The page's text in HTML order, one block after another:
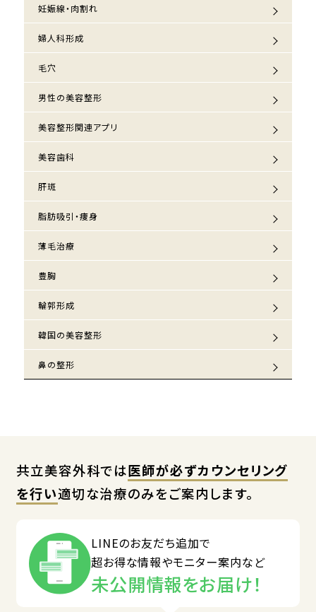
妊娠線・肉割れ
婦人科形成
毛穴
男性の美容整形
美容整形関連アプリ
美容歯科
肝斑
脂肪吸引・痩身
薄毛治療
豊胸
輪郭形成
韓国の美容整形
鼻の整形
共立美容外科では医師が必ずカウンセリング
を行い適切な治療のみをご案内します。
LINEのお友だち追加で
超お得な情報やモニター案内など
未公開情報をお届け！